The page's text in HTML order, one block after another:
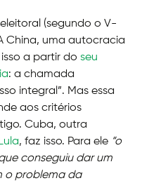
(segundo o V-
China, uma autocracia
a partir do seu
: a chamada
integral”. Mas essa
aos critérios
Cuba, outra
, faz isso. Para ele “o
conseguiu dar um
o problema da